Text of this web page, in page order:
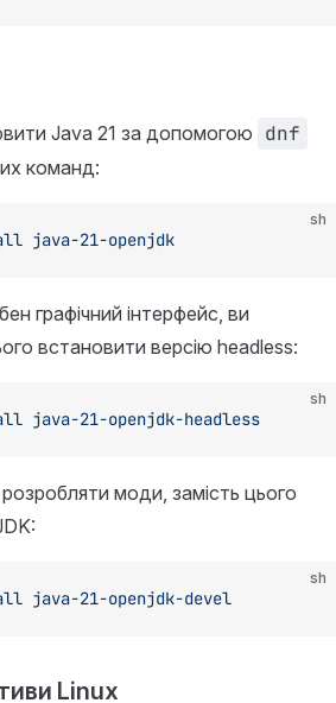
Java 21 за допомогою dnf
команд:
sh
java-21-openjdk
графічний інтерфейс, ви
встановити версію headless:
sh
java-21-openjdk-headless
моди, замість цього
sh
java-21-openjdk-devel
Linux